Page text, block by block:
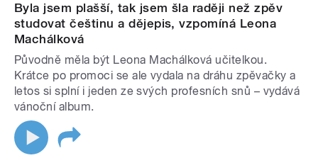
Byla jsem plašší, tak jsem šla raději než zpěv
studovat češtinu a dějepis, vzpomíná Leona
Machálková
Původně měla být Leona Machálková učitelkou.
Krátce po promoci se ale vydala na dráhu zpěvačky a
letos si splní i jeden ze svých profesních snů – vydává
vánoční album.